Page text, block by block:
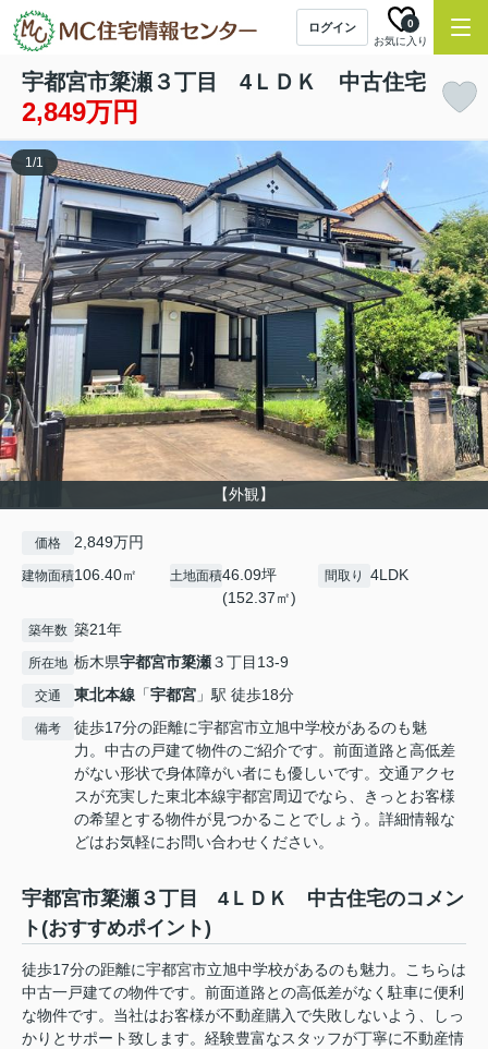
ログイン
お気に入り
0
宇都宮市簗瀬３丁目 4ＬＤＫ 中古住宅
2,849万円
【外観】
1/1
価格 2,849万円
建物面積106.40㎡ 土地面積46.09坪
(152.37㎡)
間取り 4LDK
築年数 築21年
所在地 栃木県宇都宮市簗瀬３丁目13-9
交通 東北本線 「宇都宮 」駅 徒歩18分
備考
徒歩17分の距離に宇都宮市立旭中学校があるのも魅
力。中古の戸建て物件のご紹介です。前面道路と高低差
がない形状で身体障がい者にも優しいです。交通アクセ
スが充実した東北本線宇都宮周辺でなら、きっとお客様
の希望とする物件が見つかることでしょう。詳細情報な
どはお気軽にお問い合わせください。
宇都宮市簗瀬３丁目 4ＬＤＫ 中古住宅のコメン
ト(おすすめポイント)
徒歩17分の距離に宇都宮市立旭中学校があるのも魅力。こちらは
中古一戸建ての物件です。前面道路との高低差がなく駐車に便利
な物件です。当社はお客様が不動産購入で失敗しないよう、しっ
かりとサポート致します。経験豊富なスタッフが丁寧に不動産情